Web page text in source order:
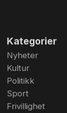
Kategorier
Nyheter
Kultur
Politikk
Sport
Frivillighet